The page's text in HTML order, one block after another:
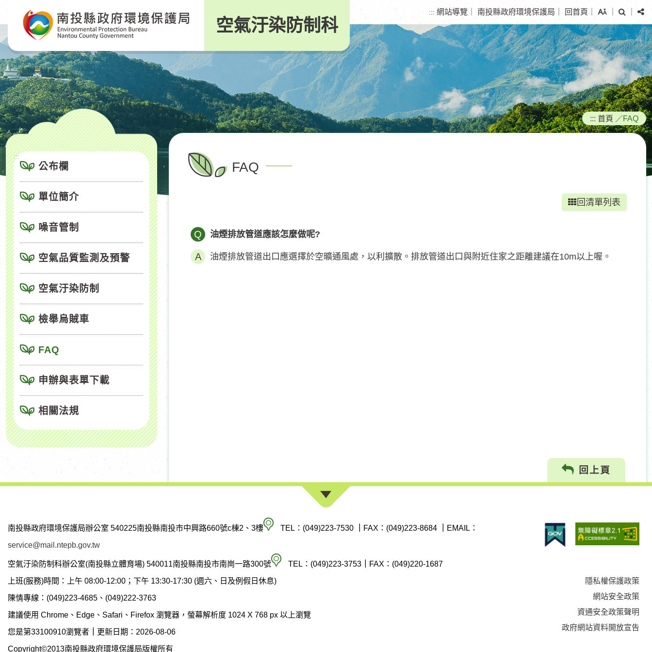
要
內
容
區
塊
空氣汙染防制科
::: 網站導覽 南投縣政府環境保護局 回首頁
尋
分
享
:::
公布欄
單位簡介
噪音管制
空氣品質監測及預警
空氣汙染防制
檢舉烏賊車
FAQ
申辦與表單下載
相關法規
::: 首頁 ／FAQ
FAQ
回清單列表
Q 油煙排放管道應該怎麼做呢?
油煙排放管道出口應選擇於空曠通風處，以利擴散。排放管道出口與附近住家之距離建議在10m以上喔。
回上頁
南投縣政府環境保護局辦公室 540225南投縣南投市中興路660號c棟2、3樓南
縣
政
環
TEL：(049)223-7530 FAX：(049)223-8684 EMAIL：
service@mail.ntepb.gov.tw
空氣汙染防制科辦公室(南投縣立體育場) 540011南投縣南投市南崗一路300號空
氣
染
TEL：(049)223-3753 FAX：(049)220-1687
上班(服務)時間：上午 08:00-12:00；下午 13:30-17:30 (週六、日及例假日休息)
陳情專線：(049)223-4685、(049)222-3763
建議使用 Chrome、Edge、Safari、Firefox 瀏覽器，螢幕解析度 1024 X 768 px 以上瀏覽
您是第33100910瀏覽者 更新日期：2026-08-06
Copyright©2013南投縣政府環境保護局版權所有
隱私權保護政策
網站安全政策
資通安全政策聲明
政府網站資料開放宣告